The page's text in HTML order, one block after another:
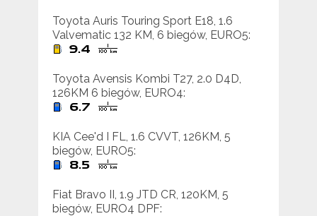
Toyota Auris Touring Sport E18, 1.6
Valvematic 132 KM, 6 biegów, EURO5:
Toyota Avensis Kombi T27, 2.0 D4D,
126KM 6 biegów, EURO4:
KIA Cee'd I FL, 1.6 CVVT, 126KM, 5
biegów, EURO5:
Fiat Bravo II, 1.9 JTD CR, 120KM, 5
biegów, EURO4 DPF: